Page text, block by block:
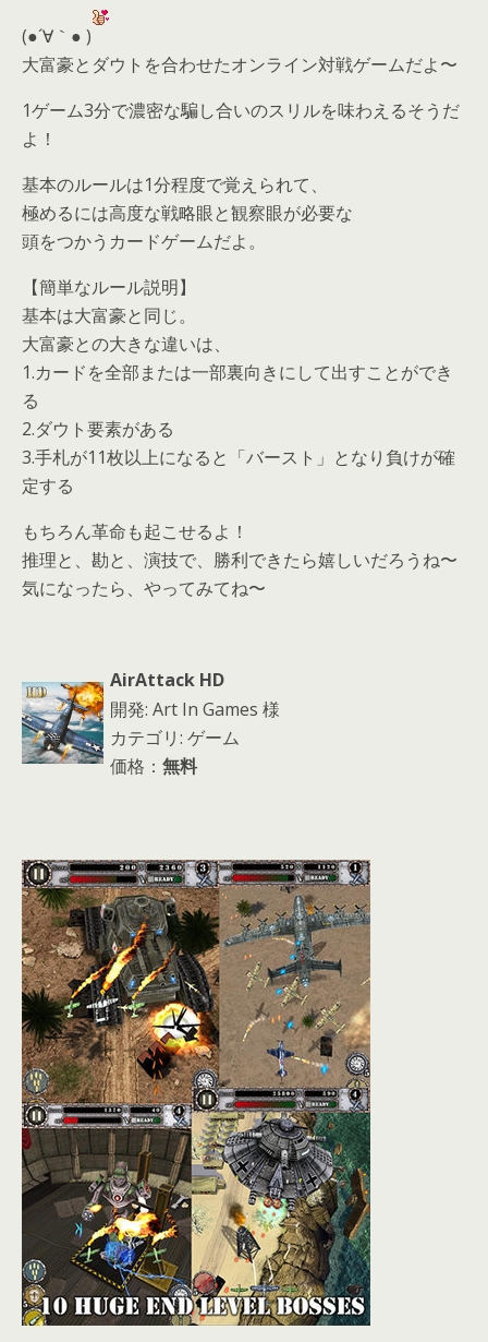
(●´∀｀● )
大富豪とダウトを合わせたオンライン対戦ゲームだよ〜
1ゲーム3分で濃密な騙し合いのスリルを味わえるそうだ
よ！
基本のルールは1分程度で覚えられて、
極めるには高度な戦略眼と観察眼が必要な
頭をつかうカードゲームだよ。
【簡単なルール説明】
基本は大富豪と同じ。
大富豪との大きな違いは、
1.カードを全部または一部裏向きにして出すことができ
る
2.ダウト要素がある
3.手札が11枚以上になると「バースト」となり負けが確
定する
もちろん革命も起こせるよ！
推理と、勘と、演技で、勝利できたら嬉しいだろうね〜
気になったら、やってみてね〜
AirAttack HD
開発: Art In Games 様
カテゴリ: ゲーム
価格： 無料